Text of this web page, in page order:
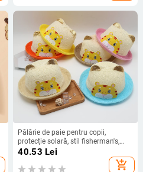
Pălărie de paie pentru copii,
protecție solară, stil fisherman's,
ușoară – vară, primăvară și
toamnă, pentru băieți și fetițe
40.53 Lei
add_shopping_cart